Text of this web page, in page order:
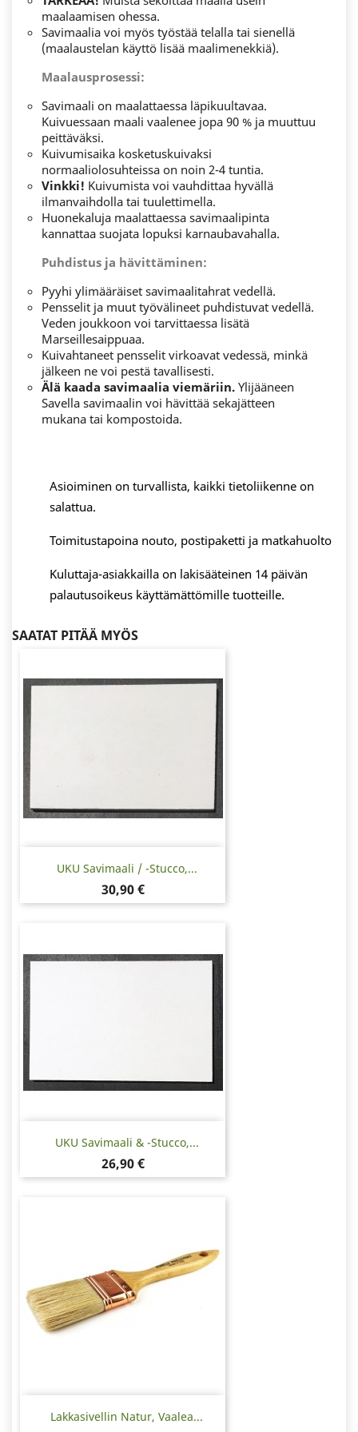
maalaamisen ohessa.
Savimaalia voi myös työstää telalla tai sienellä
(maalaustelan käyttö lisää maalimenekkiä).
Maalausprosessi:
Savimaali on maalattaessa läpikuultavaa.
Kuivuessaan maali vaalenee jopa 90 % ja muuttuu
peittäväksi.
Kuivumisaika kosketuskuivaksi
normaaliolosuhteissa on noin 2-4 tuntia.
Vinkki! Kuivumista voi vauhdittaa hyvällä
ilmanvaihdolla tai tuulettimella.
Huonekaluja maalattaessa savimaalipinta
kannattaa suojata lopuksi karnaubavahalla.
Puhdistus ja hävittäminen:
Pyyhi ylimääräiset savimaalitahrat vedellä.
Pensselit ja muut työvälineet puhdistuvat vedellä.
Veden joukkoon voi tarvittaessa lisätä
Marseillesaippuaa.
Kuivahtaneet pensselit virkoavat vedessä, minkä
jälkeen ne voi pestä tavallisesti.
Älä kaada savimaalia viemäriin. Ylijääneen
Savella savimaalin voi hävittää sekajätteen
mukana tai kompostoida.
Asioiminen on turvallista, kaikki tietoliikenne on
salattua.
Toimitustapoina nouto, postipaketti ja matkahuolto
Kuluttaja-asiakkailla on lakisääteinen 14 päivän
palautusoikeus käyttämättömille tuotteille.
SAATAT PITÄÄ MYÖS
UKU Savimaali / -stucco,...
Hinta
30,90 €
UKU Savimaali & -stucco,...
Hinta
26,90 €
Lakkasivellin Natur, Vaalea...